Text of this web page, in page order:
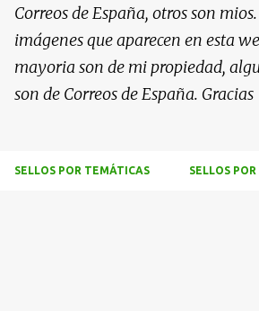
Correos de España, otros son
imágenes que aparecen en esta
mayoria son de mi propiedad,
son de Correos de España. Gracias
SELLOS POR TEMÁTICAS SELLOS